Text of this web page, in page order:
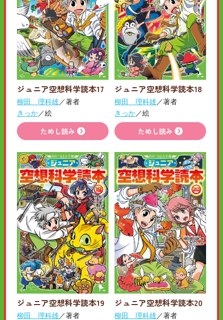
ジュニア空想科学読本17
柳田 理科雄／著者
きっか／絵
ためし読み
ジュニア空想科学読本18
柳田 理科雄／著者
きっか／絵
ためし読み
ジュニア空想科学読本19
柳田 理科雄／著者
ジュニア空想科学読本20
柳田 理科雄／著者